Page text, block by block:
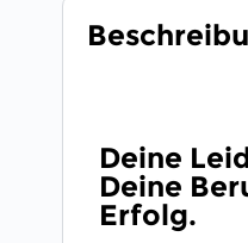
Deine
Deine
Erfolg.